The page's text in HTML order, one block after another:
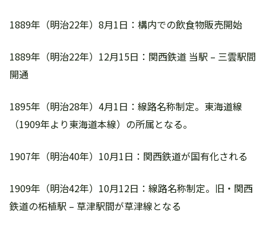
1889年（明治22年）8月1日：構内での飲食物販売開始
1889年（明治22年）12月15日：関西鉄道 当駅 – 三雲駅間
開通
1895年（明治28年）4月1日：線路名称制定。東海道線
（1909年より東海道本線）の所属となる。
1907年（明治40年）10月1日：関西鉄道が国有化される
1909年（明治42年）10月12日：線路名称制定。旧・関西
鉄道の柘植駅 – 草津駅間が草津線となる